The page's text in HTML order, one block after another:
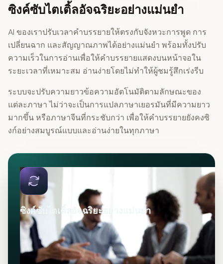
ซิงค์ซับไตเติ้ลอัจฉริยะอย่างแม่นยำ
AI ของเราปรับเวลาคำบรรยายให้ตรงกับจังหวะการพูด การ
เปลี่ยนฉาก และสัญญาณภาพได้อย่างแม่นยำ พร้อมทั้งปรับ
ความเร็วในการอ่านเพื่อให้คำบรรยายแสดงบนหน้าจอใน
ระยะเวลาที่เหมาะสม อ่านง่ายโดยไม่ทำให้ผู้ชมรู้สึกเร่งรีบ
ระบบจะปรับความยาวข้อความอัตโนมัติตามลักษณะของ
แต่ละภาษา ไม่ว่าจะเป็นการแปลภาษาเยอรมันที่มีความยาว
มากขึ้น หรือภาษาจีนที่กระชับกว่า เพื่อให้คำบรรยายยังคงซิ
งก์อย่างสมบูรณ์แบบและอ่านง่ายในทุกภาษา
ซิงค์ซับไตเติ้ลอัจฉริยะอย่างแม่นยำ